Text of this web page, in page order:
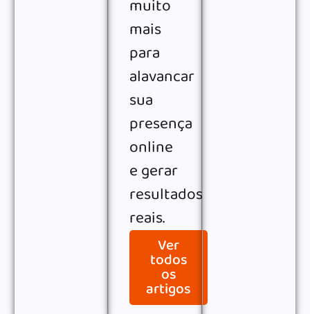
muito
mais
para
alavancar
sua
presença
online
e gerar
resultados
reais.
Ver
todos
os
artigos